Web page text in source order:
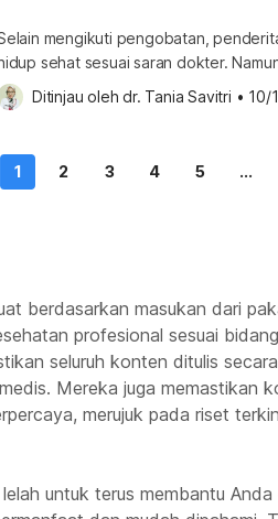
mengikuti pengobatan,
sehat sesuai saran dokter.
penderita kanker? Lihat ulasan
pola hidup sehat untuk penderita
Ditinjau oleh dr. Tania Savitri • 10/
1 2 3 4 5 ...
berdasarkan masukan dari
profesional sesuai
seluruh konten ditulis secara
Mereka juga memastikan
merujuk pada riset
untuk terus membantu Anda